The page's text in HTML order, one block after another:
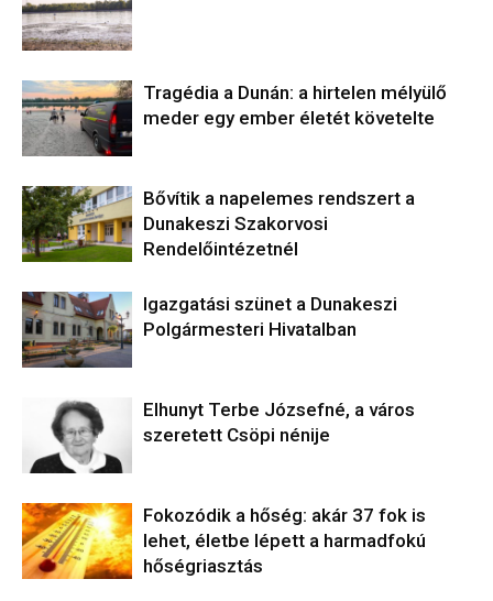
Tragédia a Dunán: a hirtelen mélyülő
meder egy ember életét követelte
Bővítik a napelemes rendszert a
Dunakeszi Szakorvosi
Rendelőintézetnél
Igazgatási szünet a Dunakeszi
Polgármesteri Hivatalban
Elhunyt Terbe Józsefné, a város
szeretett Csöpi nénije
Fokozódik a hőség: akár 37 fok is
lehet, életbe lépett a harmadfokú
hőségriasztás